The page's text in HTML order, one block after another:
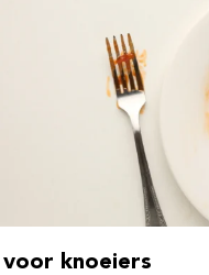
voor knoeiers